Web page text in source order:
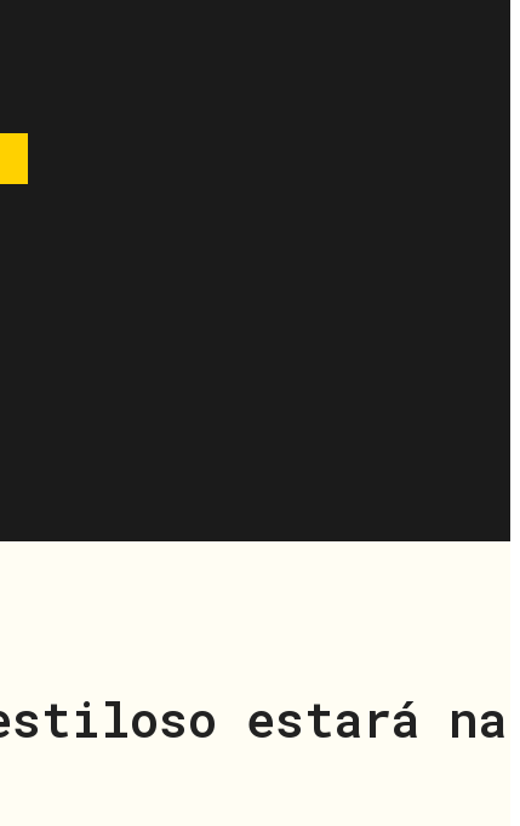
estará na